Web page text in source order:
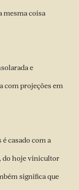
mesma coisa
e
com projeções em
casado com a
do hoje vinicultor
significa que